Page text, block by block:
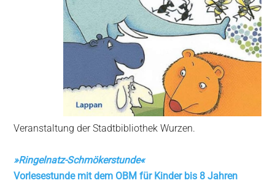
Veranstaltung der Stadtbibliothek Wurzen.
»Ringelnatz-Schmökerstunde«
Vorlesestunde mit dem OBM für Kinder bis 8 Jahren